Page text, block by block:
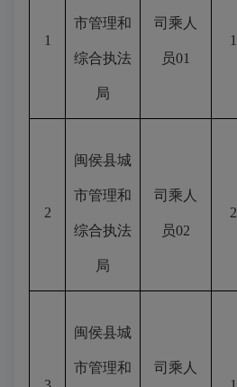
1
市管理和
综合执法
局
司乘人
员01
1
2
闽侯县城
市管理和
综合执法
局
司乘人
员02
2
闽侯县城
市管理和 司乘人